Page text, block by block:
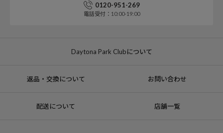
0120-951-269
電話受付：10:00-19:00
Daytona Park Clubについて
返品・交換について お問い合わせ
配送について 店舗一覧